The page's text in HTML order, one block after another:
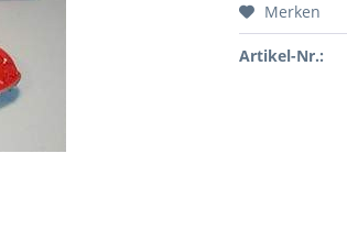
Merken
Artikel-Nr.: